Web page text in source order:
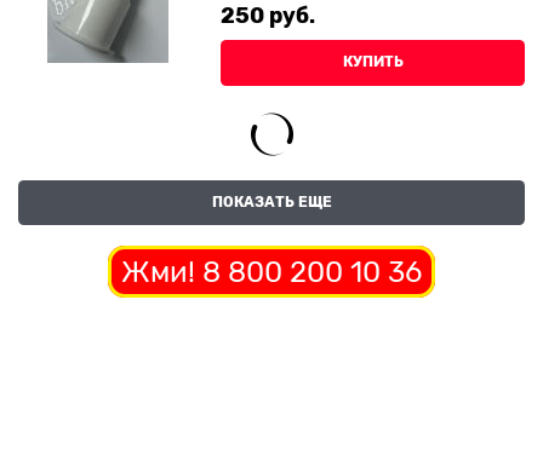
250 руб.
КУПИТЬ
ПОКАЗАТЬ ЕЩЕ
Жми! 8 800 200 10 36